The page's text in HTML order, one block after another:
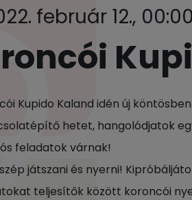
február 12., 00:00
Kupido Kaland idén új
hetet, hangolódjatok
feladatok várnak!
játszani és nyerni!
teljesítők között koroncói